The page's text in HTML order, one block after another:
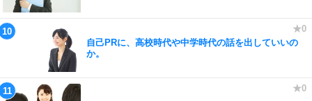
自己PRに、高校時代や中学時代の話を出していいの
か。